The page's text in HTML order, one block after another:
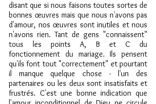
disant que si nous faisons toutes sortes de
bonnes œuvres mais que nous n'avons pas
d'amour, nos œuvres sont inutiles et nous
n'avons rien. Tant de gens "connaissent"
tous les points A, B et C du
fonctionnement du mariage. Ils pensent
qu'ils font tout "correctement" et pourtant
il manque quelque chose - l'un des
partenaires ou les deux sont insatisfaits et
frustrés. C'est une bonne indication que